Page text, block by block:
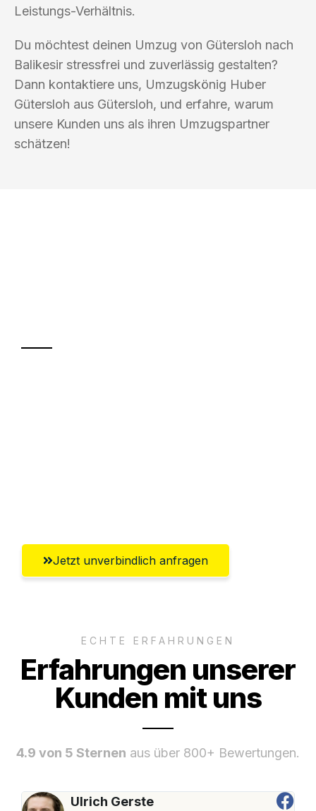
Leistungs-Verhältnis.
Du möchtest deinen Umzug von Gütersloh nach
Balikesir stressfrei und zuverlässig gestalten?
Dann kontaktiere uns, Umzugskönig Huber
Gütersloh aus Gütersloh, und erfahre, warum
unsere Kunden uns als ihren Umzugspartner
schätzen!
Jetzt unverbindlich anfragen
ECHTE ERFAHRUNGEN
Erfahrungen unserer
Kunden mit uns
4.9 von 5 Sternen aus über 800+ Bewertungen.
Ulrich Gerste